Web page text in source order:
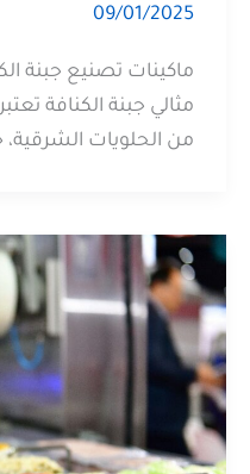
09/01/2025
ماكينات تصنيع جبنة
مثالي جبنة الكنافة
من الحلويات الشرقية،